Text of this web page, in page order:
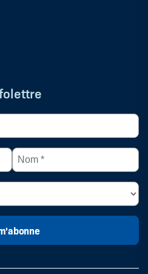
Nom
*